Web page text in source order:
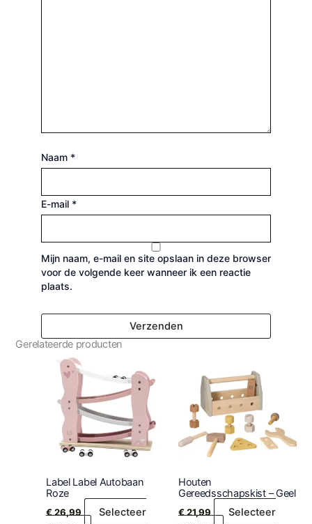
Naam *
E-mail *
Mijn naam, e-mail en site opslaan in deze browser
voor de volgende keer wanneer ik een reactie
plaats.
Gerelateerde producten
Label Label Autobaan
Roze
€26,99
Selecteer
Houten
Gereedsschapskist – Geel
€21,99
Selecteer